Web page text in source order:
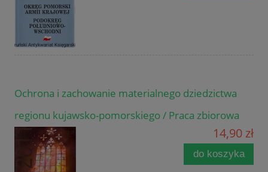
Ochrona i zachowanie materialnego dziedzictwa
regionu kujawsko-pomorskiego / Praca zbiorowa
14,90 zł
do koszyka